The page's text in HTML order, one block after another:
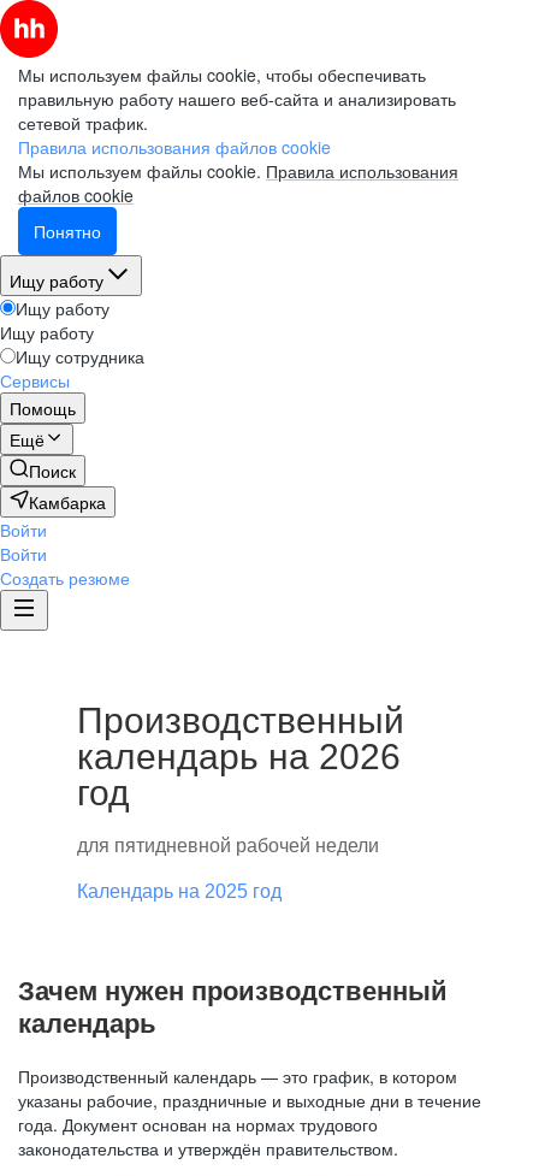
Мы используем файлы cookie, чтобы обеспечивать
правильную работу нашего веб-сайта и анализировать
сетевой трафик.
Правила использования файлов cookie
Мы используем файлы cookie. Правила использования
файлов cookie
Понятно
Ищу работу
Ищу работу
Ищу работу
Ищу сотрудника
Сервисы
Помощь
Ещё
Поиск
Камбарка
Войти
Войти
Создать резюме
Производственный
календарь на 2026
год
для пятидневной рабочей недели
Календарь на 2025 год
Зачем нужен производственный
календарь
Производственный календарь — это график, в котором
указаны рабочие, праздничные и выходные дни в течение
года. Документ основан на нормах трудового
законодательства и утверждён правительством.